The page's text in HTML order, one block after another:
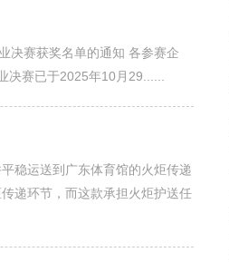
决赛获奖名单的通知 各参赛企
决赛已于2025年10月29......
稳运送到广东体育馆的火炬传递
递环节，而这款承担火炬护送任